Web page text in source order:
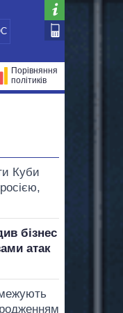
Порівняння
політиків
Куби
бізнес
атак